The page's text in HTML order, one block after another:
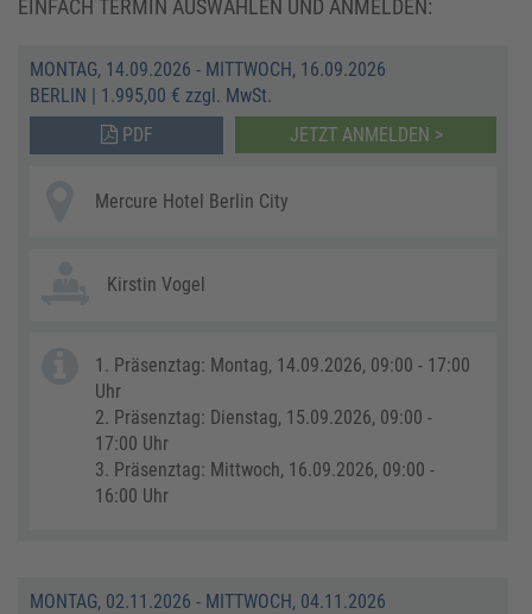
EINFACH TERMIN AUSWÄHLEN UND ANMELDEN:
MONTAG, 14.09.2026 - MITTWOCH, 16.09.2026
BERLIN | 1.995,00 € zzgl. MwSt.
PDF
JETZT ANMELDEN >
Mercure Hotel Berlin City
Kirstin Vogel
1. Präsenztag: Montag, 14.09.2026, 09:00 - 17:00
Uhr
2. Präsenztag: Dienstag, 15.09.2026, 09:00 -
17:00 Uhr
3. Präsenztag: Mittwoch, 16.09.2026, 09:00 -
16:00 Uhr
MONTAG, 02.11.2026 - MITTWOCH, 04.11.2026